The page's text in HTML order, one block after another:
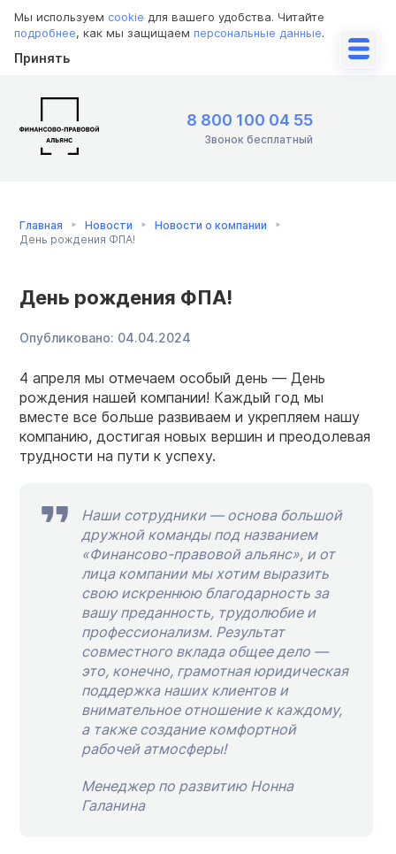
Мы используем cookie для вашего удобства. Читайте
подробнее, как мы защищаем персональные данные.
Принять
8 800 100 04 55
Звонок бесплатный
Главная Новости
Новости о компании
День рождения ФПА!
День рождения ФПА!
Опубликовано: 04.04.2024
4 апреля мы отмечаем особый день — День
рождения нашей компании! Каждый год мы
вместе все больше развиваем и укрепляем нашу
компанию, достигая новых вершин и преодолевая
трудности на пути к успеху.
Наши сотрудники — основа большой
дружной команды под названием
«Финансово-правовой альянс», и от
лица компании мы хотим выразить
свою искреннюю благодарность за
вашу преданность, трудолюбие и
профессионализм. Результат
совместного вклада общее дело —
это, конечно, грамотная юридическая
поддержка наших клиентов и
внимательное отношение к каждому,
а также создание комфортной
рабочей атмосферы!
Менеджер по развитию Нонна
Галанина